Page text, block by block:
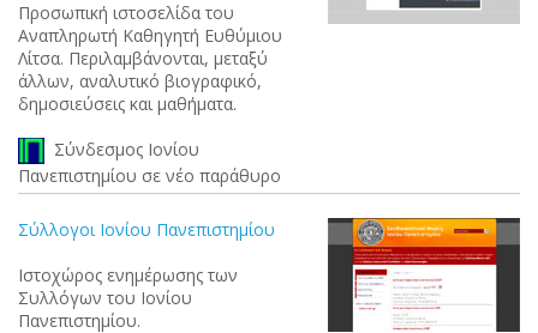
Προσωπική ιστοσελίδα του
Αναπληρωτή Καθηγητή Ευθύμιου
Λίτσα. Περιλαμβάνονται, μεταξύ
άλλων, αναλυτικό βιογραφικό,
δημοσιεύσεις και μαθήματα.
Σύνδεσμος Ιονίου
Πανεπιστημίου σε νέο παράθυρο
Σύλλογοι Ιονίου Πανεπιστημίου
Ιστοχώρος ενημέρωσης των
Συλλόγων του Ιονίου
Πανεπιστημίου.